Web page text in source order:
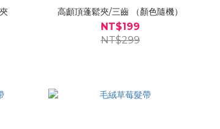
高顱頂蓬鬆夾/三齒 （顏色隨機）
NT$199
NT$299